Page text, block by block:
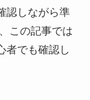
認しながら準
この記事では
者でも確認し